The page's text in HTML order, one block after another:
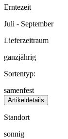
Erntezeit
Juli - September
Lieferzeitraum
ganzjährig
Sortentyp:
samenfest
Artikeldetails
Standort
sonnig